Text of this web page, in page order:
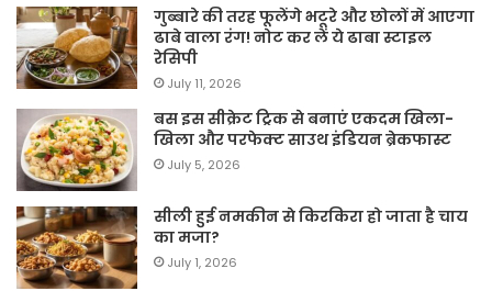
गुब्बारे की तरह फूलेंगे भटूरे और छोलों में आएगा
ढाबे वाला रंग! नोट कर लें ये ढाबा स्टाइल
रेसिपी
July 11, 2026
बस इस सीक्रेट ट्रिक से बनाएं एकदम खिला-
खिला और परफेक्ट साउथ इंडियन ब्रेकफास्ट
July 5, 2026
सीली हुई नमकीन से किरकिरा हो जाता है चाय
का मजा?
July 1, 2026